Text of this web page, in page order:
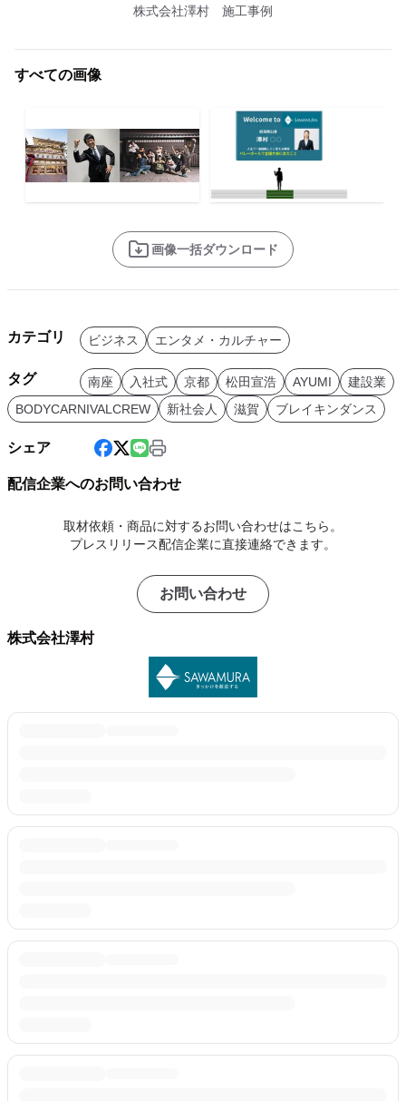
株式会社澤村 施工事例
すべての画像
画像一括ダウンロード
カテゴリ ビジネス エンタメ・カルチャー
タグ 南座 入社式 京都 松田宣浩 AYUMI
建設業
BODYCARNIVALCREW
新社会人 滋賀 ブレイキンダンス
シェア
配信企業へのお問い合わせ
取材依頼・商品に対するお問い合わせはこちら。
プレスリリース配信企業に直接連絡できます。
お問い合わせ
株式会社澤村